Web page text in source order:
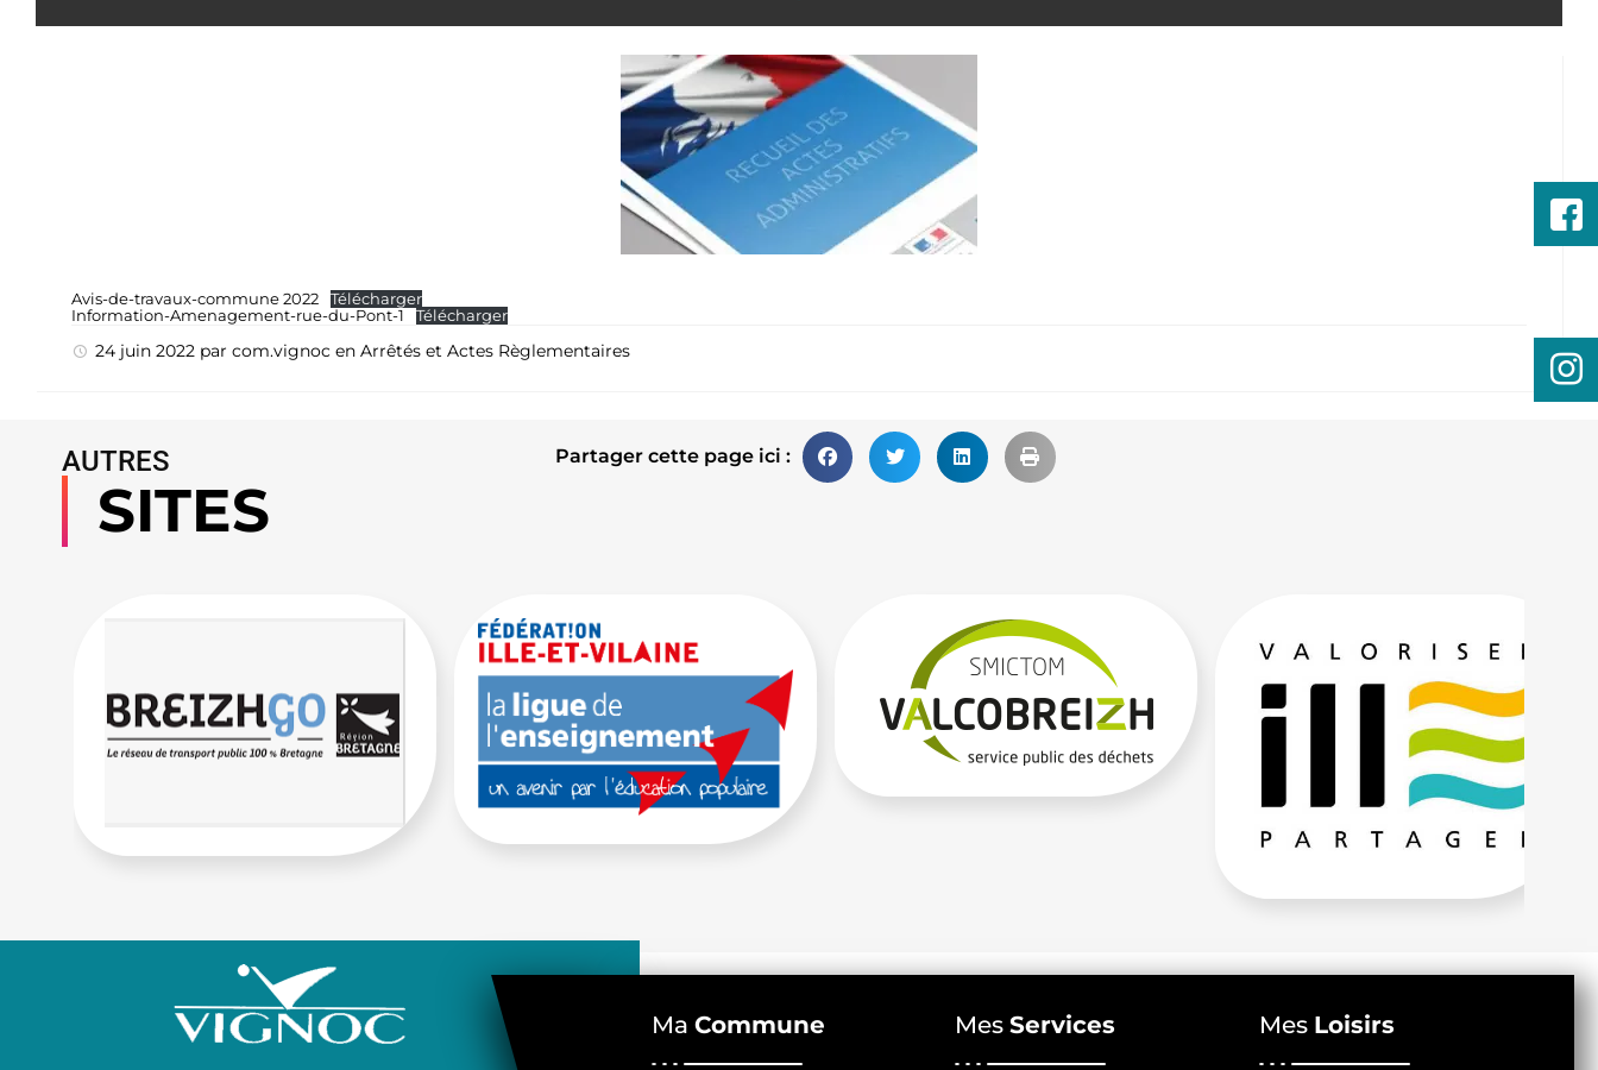
Avis-de-travaux-commune 2022
Télécharger
Information-Amenagement-rue-du-Pont-1
Télécharger
24 juin 2022 par com.vignoc en Arrêtés et Actes Règlementaires
Partager cette page ici :
AUTRES
SITES
Ma Commune MesServices Mes Loisirs